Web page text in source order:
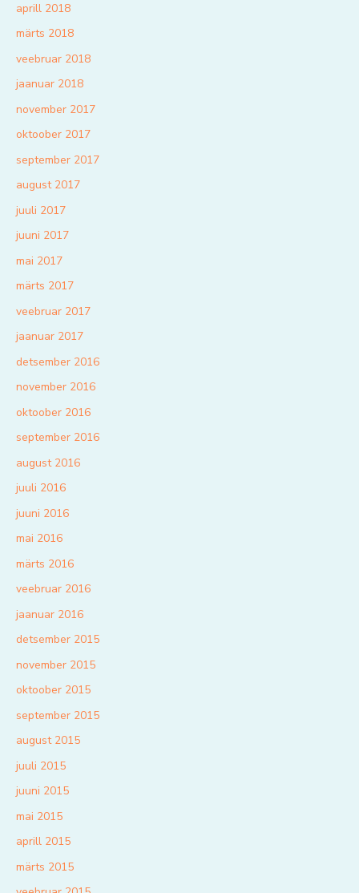
aprill 2018
märts 2018
veebruar 2018
jaanuar 2018
november 2017
oktoober 2017
september 2017
august 2017
juuli 2017
juuni 2017
mai 2017
märts 2017
veebruar 2017
jaanuar 2017
detsember 2016
november 2016
oktoober 2016
september 2016
august 2016
juuli 2016
juuni 2016
mai 2016
märts 2016
veebruar 2016
jaanuar 2016
detsember 2015
november 2015
oktoober 2015
september 2015
august 2015
juuli 2015
juuni 2015
mai 2015
aprill 2015
märts 2015